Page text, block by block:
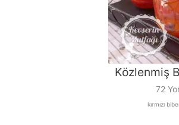
Közlenmiş
72
kırmızı